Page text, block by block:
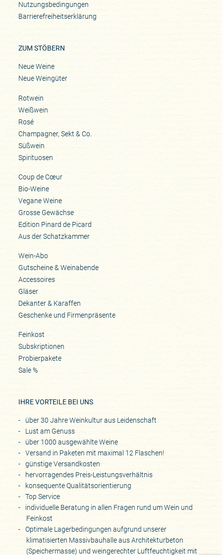
Nutzungsbedingungen
Barrierefreiheitserklärung
ZUM STÖBERN
Neue Weine
Neue Weingüter
Rotwein
Weißwein
Rosé
Champagner, Sekt & Co.
Süßwein
Spirituosen
Coup de Cœur
Bio-Weine
Vegane Weine
Grosse Gewächse
Edition Pinard de Picard
Aus der Schatzkammer
Wein-Abo
Gutscheine & Weinabende
Accessoires
Gläser
Dekanter & Karaffen
Geschenke und Firmenpräsente
Feinkost
Subskriptionen
Probierpakete
Sale %
IHRE VORTEILE BEI UNS
über 30 Jahre Weinkultur aus Leidenschaft
Lust am Genuss
über 1000 ausgewählte Weine
Versand in Paketen mit maximal 12 Flaschen!
günstige Versandkosten
hervorragendes Preis-Leistungsverhältnis
konsequente Qualitätsorientierung
Top Service
individuelle Beratung in allen Fragen rund um Wein und
Feinkost
Optimale Lagerbedingungen aufgrund unserer
klimatisierten Massivbauhalle aus Architekturbeton
(Speichermasse) und weingerechter Luftfeuchtigkeit mit